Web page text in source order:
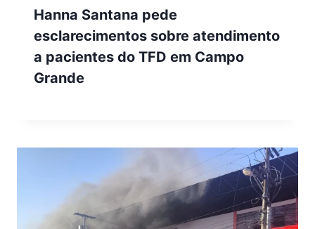
Hanna Santana pede
esclarecimentos sobre atendimento
a pacientes do TFD em Campo
Grande